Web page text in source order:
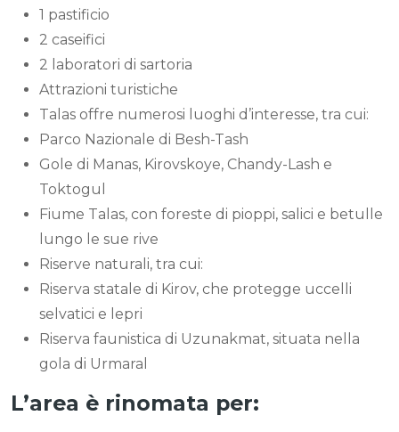
1 pastificio
2 caseifici
2 laboratori di sartoria
Attrazioni turistiche
Talas offre numerosi luoghi d’interesse, tra cui:
Parco Nazionale di Besh-Tash
Gole di Manas, Kirovskoye, Chandy-Lash e
Toktogul
Fiume Talas, con foreste di pioppi, salici e betulle
lungo le sue rive
Riserve naturali, tra cui:
Riserva statale di Kirov, che protegge uccelli
selvatici e lepri
Riserva faunistica di Uzunakmat, situata nella
gola di Urmaral
L’area è rinomata per: